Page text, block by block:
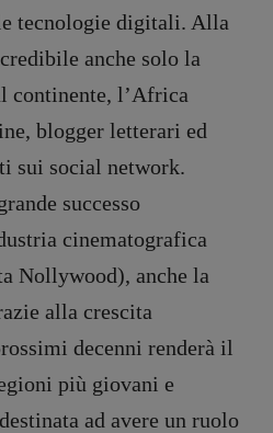
tecnologie digitali. Alla
anche solo la
continente, l’Africa
blogger letterari ed
sui social network.
successo
cinematografica
Nollywood), anche la
alla crescita
decenni renderà il
più giovani e
ad avere un ruolo